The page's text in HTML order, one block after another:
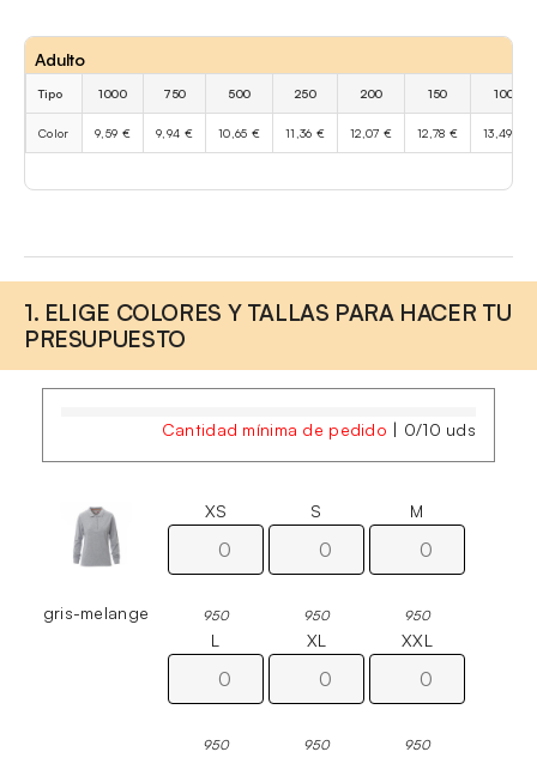
Adulto
Tipo 1000 750 500 250 200 150 100
Color 9,59 € 9,94 € 10,65 € 11,36 € 12,07 € 12,78 € 13,49 €
1. ELIGE COLORES Y TALLAS PARA HACER TU
PRESUPUESTO
Cantidad mínima de pedido | 0/10 uds
gris-melange
XS
950
S
950
M
950
L
950
XL
950
XXL
950